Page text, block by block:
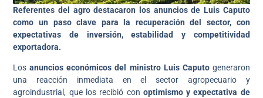
Referentes del agro destacaron los anuncios de Luis Caputo
como un paso clave para la recuperación del sector, con
expectativas de inversión, estabilidad y competitividad
exportadora.
Losanuncios económicos del ministro Luis Caputogeneraron
una reacción inmediata en el sector agropecuario y
agroindustrial, que los recibió con optimismo y expectativa de